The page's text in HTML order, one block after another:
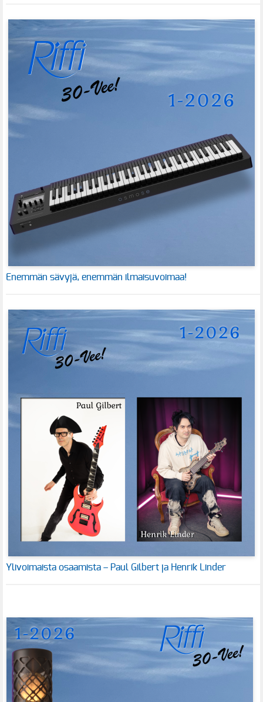
Enemmän sävyjä, enemmän ilmaisuvoimaa!
Ylivoimaista osaamista – Paul Gilbert ja Henrik Linder